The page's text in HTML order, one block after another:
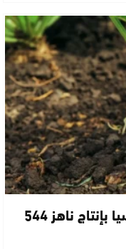
شمندر دكالة يسجل موسما قياسيا بإنتاج ناهز 544